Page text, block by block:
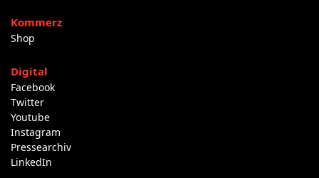
Kommerz
Shop
Digital
Facebook
Twitter
Youtube
Instagram
Pressearchiv
LinkedIn